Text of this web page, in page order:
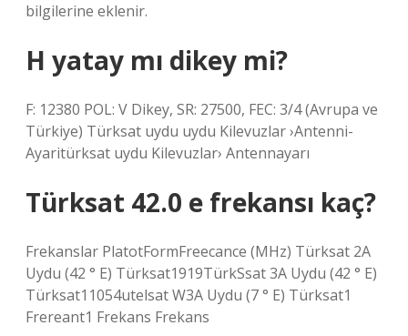
bilgilerine eklenir.
H yatay mı dikey mi?
F: 12380 POL: V Dikey, SR: 27500, FEC: 3/4 (Avrupa ve
Türkiye) Türksat uydu uydu Kilevuzlar ›Antenni-
Ayaritürksat uydu Kilevuzlar› Antennayarı
Türksat 42.0 e frekansı kaç?
Frekanslar PlatotFormFreecance (MHz) Türksat 2A
Uydu (42 ° E) Türksat1919TürkSsat 3A Uydu (42 ° E)
Türksat11054utelsat W3A Uydu (7 ° E) Türksat1
Frereant1 Frekans Frekans